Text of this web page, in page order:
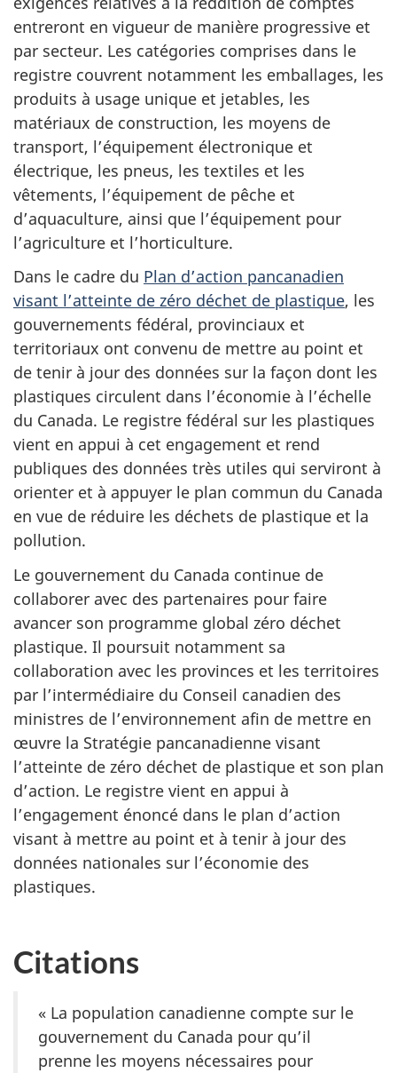
entreront en vigueur de manière progressive et
par secteur. Les catégories comprises dans le
registre couvrent notamment les emballages, les
produits à usage unique et jetables, les
matériaux de construction, les moyens de
transport, l’équipement électronique et
électrique, les pneus, les textiles et les
vêtements, l’équipement de pêche et
d’aquaculture, ainsi que l’équipement pour
l’agriculture et l’horticulture.
Dans le cadre du Plan d’action pancanadien
visant l’atteinte de zéro déchet de plastique, les
gouvernements fédéral, provinciaux et
territoriaux ont convenu de mettre au point et
de tenir à jour des données sur la façon dont les
plastiques circulent dans l’économie à l’échelle
du Canada. Le registre fédéral sur les plastiques
vient en appui à cet engagement et rend
publiques des données très utiles qui serviront à
orienter et à appuyer le plan commun du Canada
en vue de réduire les déchets de plastique et la
pollution.
Le gouvernement du Canada continue de
collaborer avec des partenaires pour faire
avancer son programme global zéro déchet
plastique. Il poursuit notamment sa
collaboration avec les provinces et les territoires
par l’intermédiaire du Conseil canadien des
ministres de l’environnement afin de mettre en
œuvre la Stratégie pancanadienne visant
l’atteinte de zéro déchet de plastique et son plan
d’action. Le registre vient en appui à
l’engagement énoncé dans le plan d’action
visant à mettre au point et à tenir à jour des
données nationales sur l’économie des
plastiques.
Citations
« La population canadienne compte sur le
gouvernement du Canada pour qu’il
prenne les moyens nécessaires pour